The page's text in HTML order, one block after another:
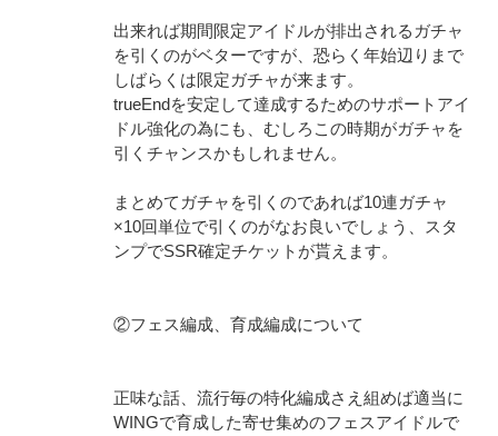
出来れば期間限定アイドルが排出されるガチャ
を引くのがベターですが、恐らく年始辺りまで
しばらくは限定ガチャが来ます。
trueEndを安定して達成するためのサポートアイ
ドル強化の為にも、むしろこの時期がガチャを
引くチャンスかもしれません。
まとめてガチャを引くのであれば10連ガチャ
×10回単位で引くのがなお良いでしょう、スタ
ンプでSSR確定チケットが貰えます。
②フェス編成、育成編成について
正味な話、流行毎の特化編成さえ組めば適当に
WINGで育成した寄せ集めのフェスアイドルで